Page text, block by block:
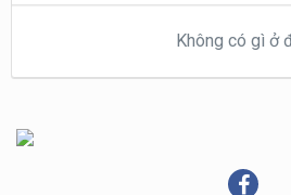
Không có gì ở